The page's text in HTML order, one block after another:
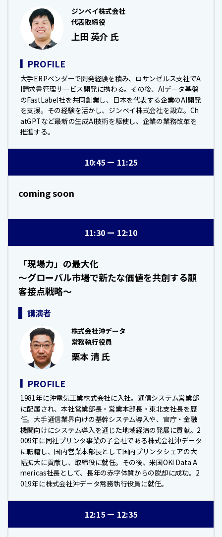
ジンベイ株式会社
代表取締役
上田 英介 氏
PROFILE
大手ERPベンダーで開発経験を積み、ロサンゼルス支社でA
I請求書管理サービス開発に携わる。その後、AIデータ基盤
のFastLabel社を共同創業し、日本を代表する企業のAI開発
を支援。その経験を活かし、ジンベイ株式会社を設立。Ch
atGPTなど最新の生成AI技術を駆使し、企業の業務改革を
推進する。
10:45 11:25
coming soon
11:30 12:10
「現場力」の最大化
～グローバル市場で新たな価値を共創する顧
客接点戦略～
講演者
株式会社沖データ
常務執行役員
栗本 清 氏
PROFILE
1981年に沖電気工業株式会社に入社。通信システム営業部
に配属され、本社営業部長・営業本部長・東北支社長を歴
任。大手通信業界向けの基幹システム導入や、官庁・金融
機関向けにシステム導入を通じた地域経済の発展に貢献。2
009年に同社プリンタ事業の子会社である株式会社沖データ
に転籍し、国内営業本部長として国内プリンタシェアの大
幅拡大に貢献し、取締役に就任。その後、米国OKI Data A
mericas社長として、長年の赤字体質からの脱却に成功。2
019年に株式会社沖データ常務執行役員に就任。
12:15 12:35